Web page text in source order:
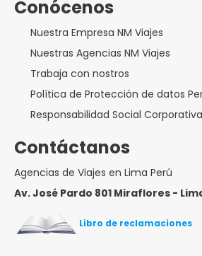
Conócenos
Nuestra Empresa NM Viajes
Nuestras Agencias NM Viajes
Trabaja con nostros
Política de Protección de datos
Responsabilidad Social Corporativa
Contáctanos
Agencias de Viajes en Lima Perú
Av. José Pardo 801 Miraflores -
Libro de reclamaciones